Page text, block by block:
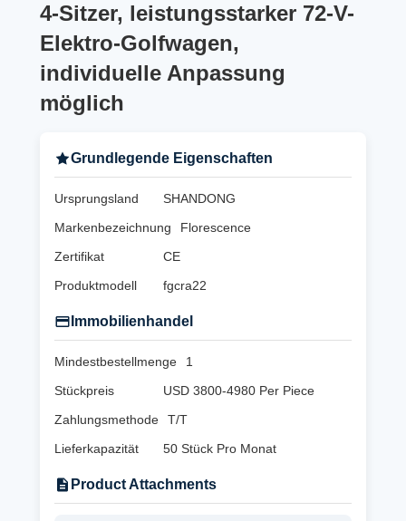
4-Sitzer, leistungsstarker 72-V-
Elektro-Golfwagen,
individuelle Anpassung
möglich
Grundlegende Eigenschaften
Ursprungsland
SHANDONG
Markenbezeichnung
Florescence
Zertifikat
CE
Produktmodell
fgcra22
Immobilienhandel
Mindestbestellmenge
1
Stückpreis
USD 3800-4980 Per Piece
Zahlungsmethode
T/T
Lieferkapazität
50 Stück Pro Monat
Product Attachments